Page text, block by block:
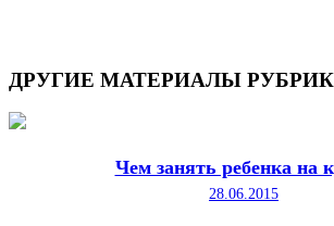
ДРУГИЕ МАТЕРИАЛЫ
Чем занять ребенка на
28.06.2015